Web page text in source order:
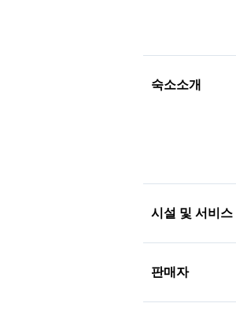
숙소소개
시설 및 서비스
판매자